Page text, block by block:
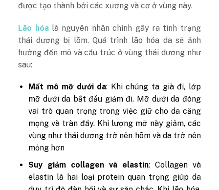
được tạo thành bởi các xương và cơ ở vùng này.
Lão hóa là nguyên nhân chính gây ra tình trạng
thái dương bị lõm. Quá trình lão hóa da sẽ ảnh
hưởng đến mô và cấu trúc ở vùng thái dương như
sau:
Mất mô mỡ dưới da: Khi chúng ta già đi, lớp
mỡ dưới da bắt đầu giảm đi. Mỡ dưới da đóng
vai trò quan trọng trong việc giữ cho da căng
mọng và tràn đầy. Khi lượng mỡ này giảm, các
vùng như thái dương trở nên hõm và da trở nên
mỏng hơn
Suy giảm collagen và elastin: Collagen và
elastin là hai loại protein quan trọng giúp da